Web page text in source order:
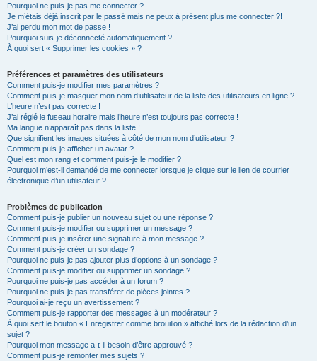
Pourquoi ne puis-je pas me connecter ?
Je m’étais déjà inscrit par le passé mais ne peux à présent plus me connecter ?!
J’ai perdu mon mot de passe !
Pourquoi suis-je déconnecté automatiquement ?
À quoi sert « Supprimer les cookies » ?
Préférences et paramètres des utilisateurs
Comment puis-je modifier mes paramètres ?
Comment puis-je masquer mon nom d’utilisateur de la liste des utilisateurs en ligne ?
L’heure n’est pas correcte !
J’ai réglé le fuseau horaire mais l’heure n’est toujours pas correcte !
Ma langue n’apparaît pas dans la liste !
Que signifient les images situées à côté de mon nom d’utilisateur ?
Comment puis-je afficher un avatar ?
Quel est mon rang et comment puis-je le modifier ?
Pourquoi m’est-il demandé de me connecter lorsque je clique sur le lien de courrier
électronique d’un utilisateur ?
Problèmes de publication
Comment puis-je publier un nouveau sujet ou une réponse ?
Comment puis-je modifier ou supprimer un message ?
Comment puis-je insérer une signature à mon message ?
Comment puis-je créer un sondage ?
Pourquoi ne puis-je pas ajouter plus d’options à un sondage ?
Comment puis-je modifier ou supprimer un sondage ?
Pourquoi ne puis-je pas accéder à un forum ?
Pourquoi ne puis-je pas transférer de pièces jointes ?
Pourquoi ai-je reçu un avertissement ?
Comment puis-je rapporter des messages à un modérateur ?
À quoi sert le bouton « Enregistrer comme brouillon » affiché lors de la rédaction d’un
sujet ?
Pourquoi mon message a-t-il besoin d’être approuvé ?
Comment puis-je remonter mes sujets ?